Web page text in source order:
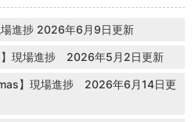
場進捗 2026年6月9日更新
】現場進捗 2026年5月2日更新
】現場進捗 2026年6月14日更